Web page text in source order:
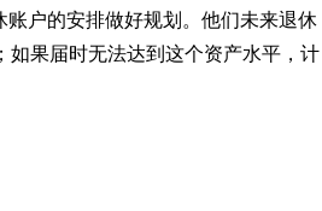
户的安排做好规划。他们未来退休
如果届时无法达到这个资产水平，计